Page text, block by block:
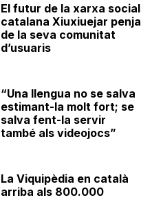
El futur de la xarxa social
catalana Xiuxiuejar penja
de la seva comunitat
d’usuaris
“Una llengua no se salva
estimant-la molt fort; se
salva fent-la servir
també als videojocs”
La Viquipèdia en català
arriba als 800.000